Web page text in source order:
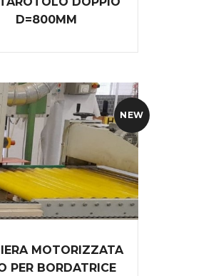
D=800MM
NEW
MOTORIZZATA
PER BORDATRICE